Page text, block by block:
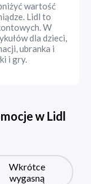
wartość
Lidl to
W
dla dzieci,
ubranka i
i gry.
w Lidl
Wkrótce
wygasną